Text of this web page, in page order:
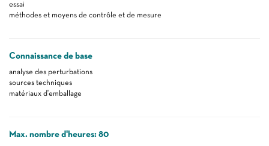
essai
méthodes et moyens de contrôle et de mesure
Connaissance de base
analyse des perturbations
sources techniques
matériaux d'emballage
Max. nombre d'heures: 80